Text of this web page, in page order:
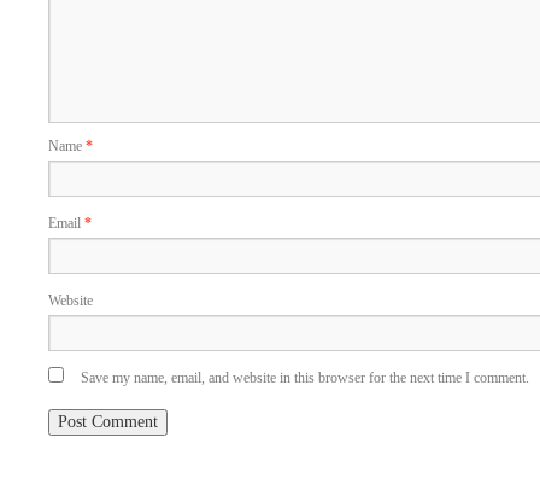
Name *
Email *
Website
Save my name, email, and website in this browser for the next time I comment.